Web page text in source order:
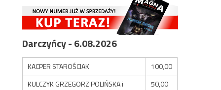
Darczyńcy - 6.08.2026
KACPER STAROŚCIAK
100,00
KULCZYK GRZEGORZ POLIŃSKA i
50,00